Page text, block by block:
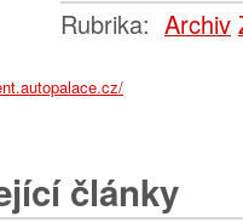
Rubrika: Archiv
články